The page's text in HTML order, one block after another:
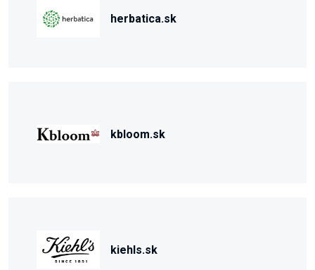
herbatica.sk
kbloom.sk
kiehls.sk